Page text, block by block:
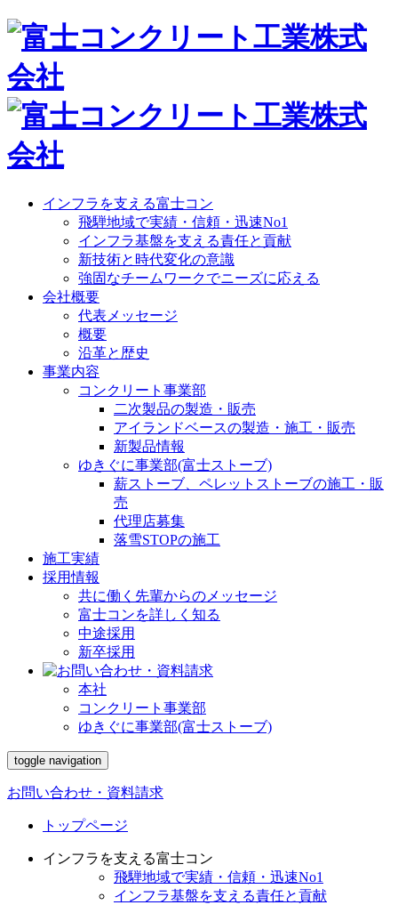
インフラを支える富士コン
飛騨地域で実績・信頼・迅速No1
インフラ基盤を支える責任と貢献
新技術と時代変化の意識
強固なチームワークでニーズに応える
会社概要
代表メッセージ
概要
沿革と歴史
事業内容
コンクリート事業部
二次製品の製造・販売
アイランドベースの製造・施工・販売
新製品情報
ゆきぐに事業部(富士ストーブ)
薪ストーブ、ペレットストーブの施工・販
売
代理店募集
落雪STOPの施工
施工実績
採用情報
共に働く先輩からのメッセージ
富士コンを詳しく知る
中途採用
新卒採用
本社
コンクリート事業部
ゆきぐに事業部(富士ストーブ)
toggle navigation
お問い合わせ・資料請求
トップページ
インフラを支える富士コン
飛騨地域で実績・信頼・迅速No1
インフラ基盤を支える責任と貢献